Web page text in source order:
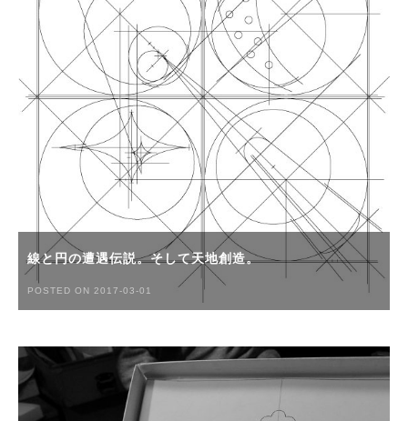
線と円の遭遇伝説。そして天地創造。
POSTED ON 2017-03-01